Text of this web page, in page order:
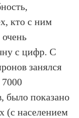
кто с ним
очень
с цифр. С
занялся
было показано
(с населением